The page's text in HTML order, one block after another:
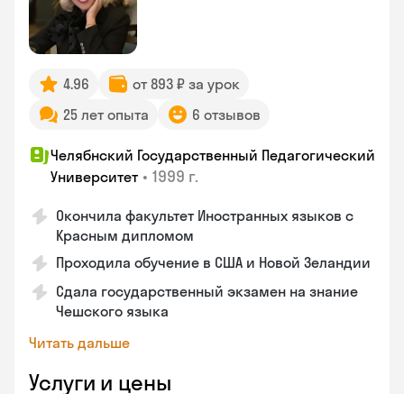
4.96
от 893 ₽ за урок
25 лет опыта
6 отзывов
Челябнский Государственный Педагогический
Университет • 1999 г.
Окончила факультет Иностранных языков с
Красным дипломом
Проходила обучение в США и Новой Зеландии
Сдала государственный экзамен на знание
Чешского языка
Читать дальше
Услуги и цены